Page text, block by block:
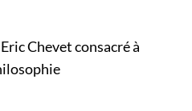
Chevet consacré à